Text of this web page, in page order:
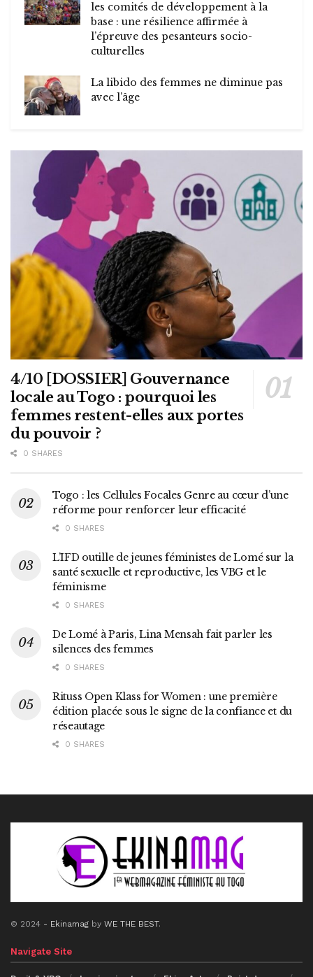
les comités de développement à la
base : une résilience affirmée à
l’épreuve des pesanteurs socio-
culturelles
La libido des femmes ne diminue pas
avec l’âge
4/10 [DOSSIER] Gouvernance
locale au Togo : pourquoi les
femmes restent-elles aux portes
du pouvoir ?
0 SHARES
Togo : les Cellules Focales Genre au cœur d’une
réforme pour renforcer leur efficacité
0 SHARES
L’IFD outille de jeunes féministes de Lomé sur la
santé sexuelle et reproductive, les VBG et le
féminisme
0 SHARES
De Lomé à Paris, Lina Mensah fait parler les
silences des femmes
0 SHARES
Rituss Open Klass for Women : une première
édition placée sous le signe de la confiance et du
réseautage
0 SHARES
© 2024 - Ekinamag by WE THE BEST.
Navigate Site